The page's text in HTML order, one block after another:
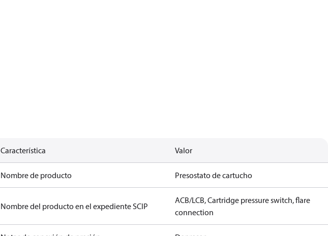
Característica Valor
Nombre de producto Presostato de cartucho
Nombre del producto en el expediente SCIP
ACB/LCB, Cartridge pressure switch, flare
connection